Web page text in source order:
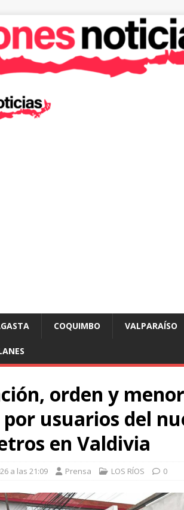
COQUIMBO VALPARAÍSO
orden y
usuarios del
en Valdivia
a las 21:09 Prensa LOS RÍOS 0